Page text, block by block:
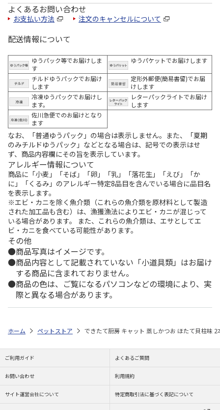
よくあるお問い合わせ
お支払い方法 注文のキャンセルについて
配送情報について
ゆうパック等でお届けしま
す
ゆうパケットでお届けします
チルドゆうパックでお届け
します
定形外郵便(簡易書留)でお届
けします
冷凍ゆうパックでお届けし
ます。
レターパックライトでお届け
します
佐川急便でのお届けとなり
ます
なお、「普通ゆうパック」の場合は表示しません。また、「夏期
のみチルドゆうパック」などとなる場合は、記号での表示はせ
ず、商品内容欄にその旨を表示しています。
アレルギー情報について
商品に「小麦」「そば」「卵」「乳」「落花生」「えび」「か
に」「くるみ」のアレルギー特定8品目を含んでいる場合に品目名
を表示します。
※エビ・カニを除く魚介類（これらの魚介類を原材料として製造
された加工品も含む）は、漁獲漁法によりエビ・カニが混じって
いる場合があります。 また、これらの魚介類は、エサとしてエ
ビ・カニを食べている可能性があります。
その他
商品写真はイメージです。
商品内容として記載されていない「小道具類」はお届け
する商品に含まれておりません。
商品の色は、ご覧になるパソコンなどの環境により、実
際と異なる場合があります。
ホーム ペットストア できたて厨房 キャット 蒸しかつお ほたて貝柱味 2
ご利用ガイド よくあるご質問
お問い合わせ 利用規約
サイト運営会社について 特定商取引法に基づく表記について